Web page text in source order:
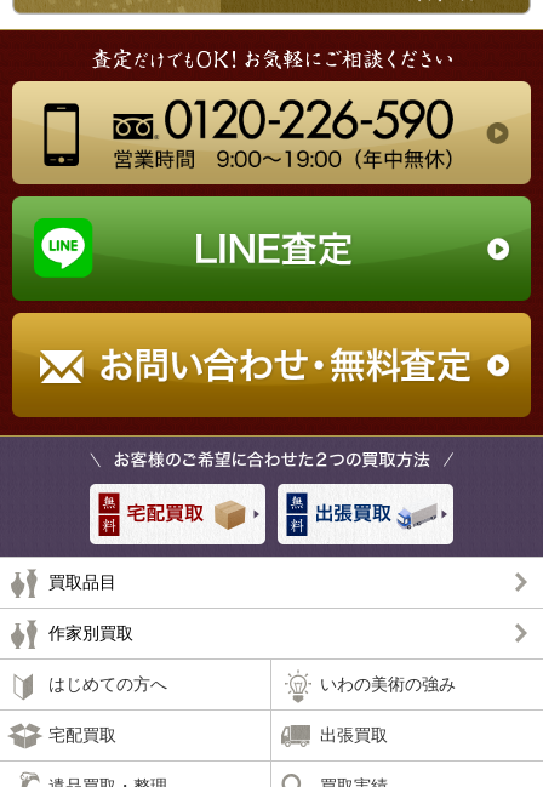
買取品目
作家別買取
はじめての方へ いわの美術の強み
宅配買取 出張買取